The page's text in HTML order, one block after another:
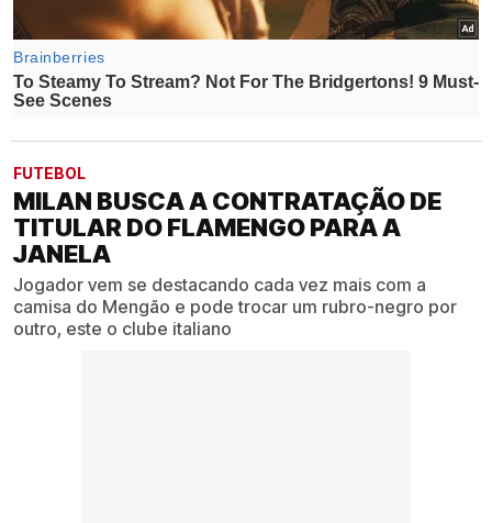
FUTEBOL
MILAN BUSCA A CONTRATAÇÃO DE
TITULAR DO FLAMENGO PARA A
JANELA
Jogador vem se destacando cada vez mais com a
camisa do Mengão e pode trocar um rubro-negro por
outro, este o clube italiano